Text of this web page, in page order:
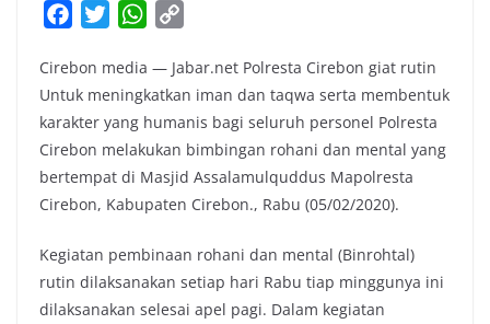
c
e
b
o
o
k
i
t
t
e
r
W
a
t
s
A
p
p
p
y
L
i
n
k
Cirebon media — Jabar.net Polresta Cirebon giat rutin
Untuk meningkatkan iman dan taqwa serta membentuk
karakter yang humanis bagi seluruh personel Polresta
Cirebon melakukan bimbingan rohani dan mental yang
bertempat di Masjid Assalamulquddus Mapolresta
Cirebon, Kabupaten Cirebon., Rabu (05/02/2020).
Kegiatan pembinaan rohani dan mental (Binrohtal)
rutin dilaksanakan setiap hari Rabu tiap minggunya ini
dilaksanakan selesai apel pagi. Dalam kegiatan